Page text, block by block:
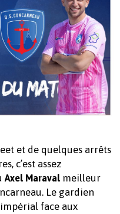
et de quelques arrêts
c’est assez
Axel Maraval meilleur
Le gardien
face aux